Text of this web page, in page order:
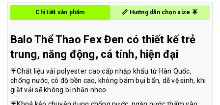
Chi tiết sản phẩm 📏 Hướng dẫn chọn size 🌟
Balo Thể Thao Fex Đen có thiết kế trẻ
trung, năng động, cá tính, hiện đại
☔️Chất liệu vải polyester cao cấp nhập khẩu từ Hàn Quốc,
chống nước, có độ bền cao, không bám bụi bẩn, dễ vệ sinh, khi
giặt vải sẽ không bị nhăn nheo.